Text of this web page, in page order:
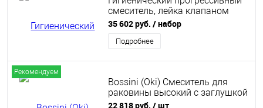
смеситель, лейка клапаном
подачи воды, шланг Bossini
E37005B.030
35 602 руб. / набор
Подробнее
Рекомендуем
Bossini (Oki) Смеситель для
раковины высокий с заглушкой
1”1/4, черный матовый (073)
22 818 руб. / шт